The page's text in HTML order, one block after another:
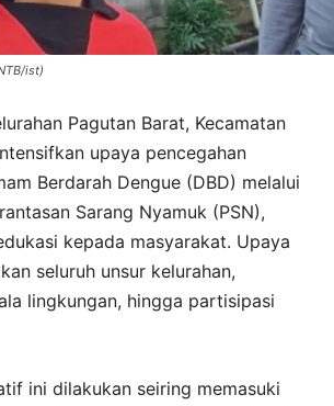
ist)
Pagutan Barat, Kecamatan
upaya pencegahan
Berdarah Dengue (DBD) melalui
Sarang Nyamuk (PSN),
kepada masyarakat. Upaya
seluruh unsur kelurahan,
lingkungan, hingga partisipasi
ini dilakukan seiring memasuki